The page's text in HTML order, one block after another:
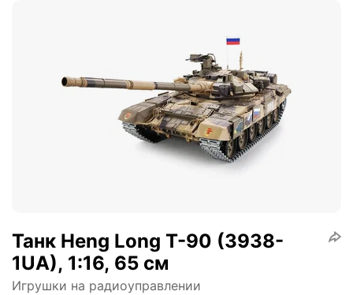
Танк Heng Long T-90 (3938-
1UA), 1:16, 65 см
Игрушки на радиоуправлении